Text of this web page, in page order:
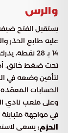
والرس
يستقبل الفتح
عليه طابع الحذر
14 بـ 28
لتأمين وضعه في
الحسابات
وعلى ملعب نادي
في مواجهة
الحزم: